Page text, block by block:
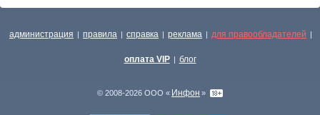
администрация | правила | справка | реклама | для правообладателей |
оплата VIP | блог
© 2008-2026 ООО « Инфон »